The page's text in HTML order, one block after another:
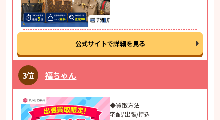
公式サイトで詳細を見る
福ちゃん
◆買取方法
宅配/出張/持込